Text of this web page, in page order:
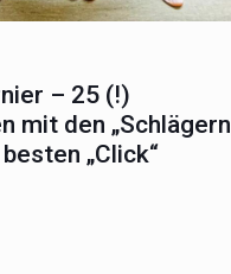
– 25 (!)
mit den „Schlägern
„Click“